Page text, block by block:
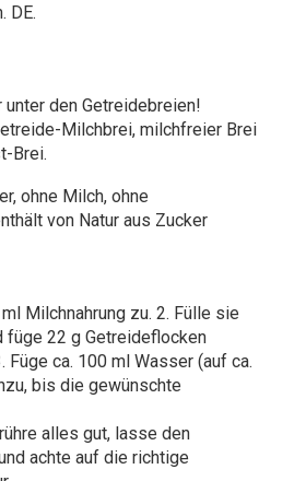
DE.
den Getreidebreien!
Milchbrei, milchfreier Brei
Brei.
ohne Milch, ohne
von Natur aus Zucker
Milchnahrung zu. 2. Fülle sie
füge 22 g Getreideflocken
Füge ca. 100 ml Wasser (auf ca.
bis die gewünschte
alles gut, lasse den
achte auf die richtige